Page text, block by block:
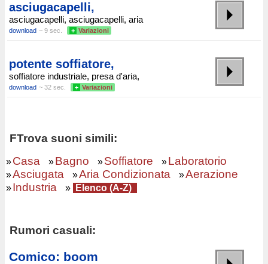
asciugacapelli,
asciugacapelli, asciugacapelli, aria
download ~ 9 sec. + Variazioni
potente soffiatore,
soffiatore industriale, presa d'aria,
download ~ 32 sec. + Variazioni
FTrova suoni simili:
»Casa »Bagno »Soffiatore »Laboratorio
»Asciugata »Aria Condizionata »Aerazione
»Industria » Elenco (A-Z)
Rumori casuali:
Comico: boom